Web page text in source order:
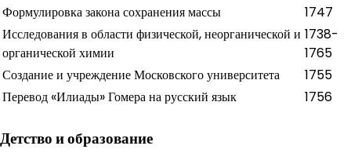
Формулировка закона сохранения массы
1747
Исследования в области физической, неорганической и
органической химии
1738-
1765
Создание и учреждение Московского университета
1755
Перевод «Илиады» Гомера на русский язык
1756
Детство и образование